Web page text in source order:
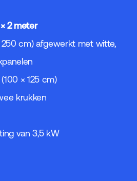
2 meter
cm) afgewerkt met witte,
× 125 cm)
krukken
van 3,5 kW